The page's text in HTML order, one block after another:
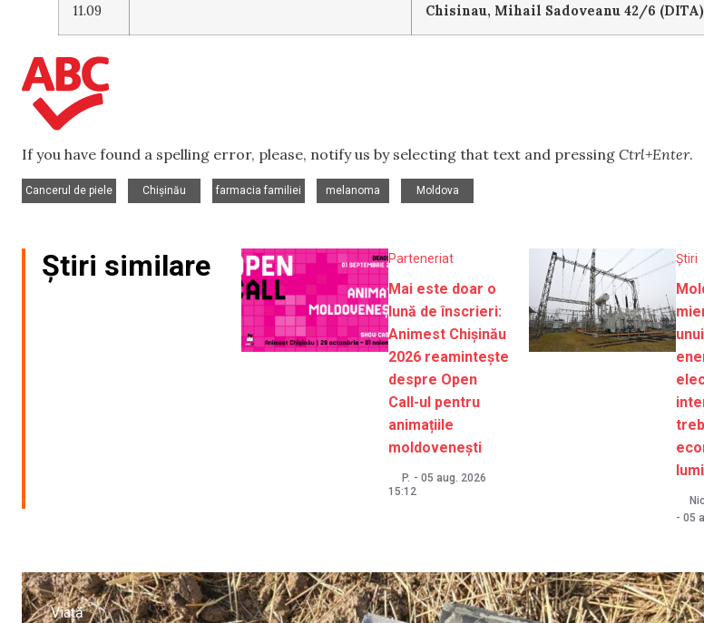
11.09 Chisinau, Mihail Sadoveanu 42/6 (DITA)
If you have found a spelling error, please, notify us by selecting that text and pressing Ctrl+Enter.
Cancerul de piele
Chișinău
farmacia familiei
melanoma
Moldova
Știri similare Parteneriat
Mai este doar o
lună de înscrieri:
Animest Chișinău
2026 reamintește
despre Open
Call-ul pentru
animațiile
moldovenești
P. - 05 aug. 2026
15:12
Știri
- 05
Viață